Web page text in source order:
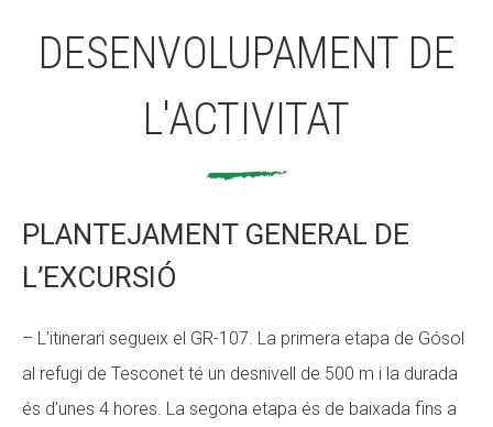
DESENVOLUPAMENT DE
L'ACTIVITAT
PLANTEJAMENT GENERAL DE
L’EXCURSIÓ
– L’itinerari segueix el GR-107. La primera etapa de Gósol
al refugi de Tesconet té un desnivell de 500 m i la durada
és d’unes 4 hores. La segona etapa és de baixada fins a